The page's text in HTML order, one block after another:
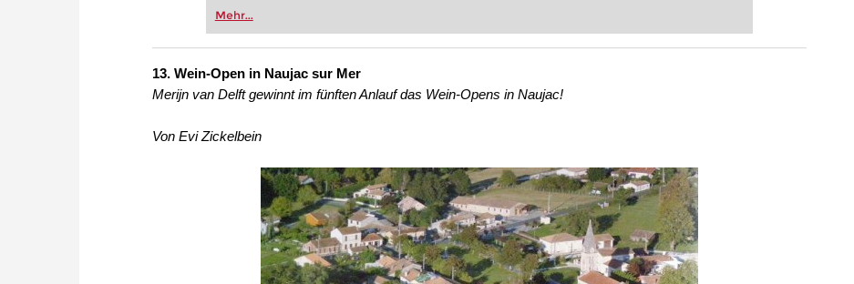
Vereinsschachs machen oder bereits auf Turnierniveau spielen: Mit
zuvor.
Mehr...
13. Wein-Open in Naujac sur Mer
Merijn van Delft gewinnt im fünften Anlauf das Wein-Opens in Naujac!
Von Evi Zickelbein